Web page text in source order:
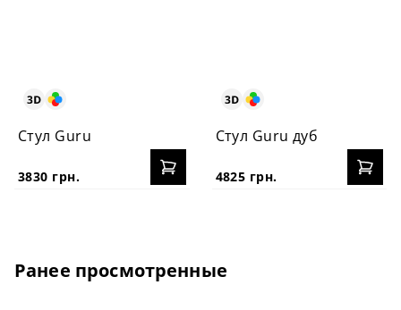
Стул Guru
3830 грн.
Стул Guru дуб
4825 грн.
Ранее просмотренные